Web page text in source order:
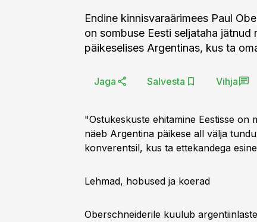
Endine kinnisvaraärimees Paul
on sombuse Eesti seljataha
päikeselises Argentinas, kus ta
Jaga Salvesta Vihja
"Ostukeskuste ehitamine Eestisse on
näeb Argentina päikese all välja
konverentsil, kus ta ettekandega
Lehmad, hobused ja koerad
Oberschneiderile kuulub